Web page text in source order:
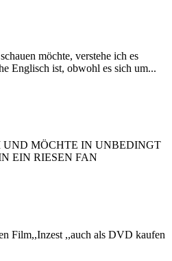
möchte, verstehe ich es
Englisch ist, obwohl es sich um...
UND MÖCHTE IN UNBEDINGT
EIN RIESEN FAN
Film,,Inzest ,,auch als DVD kaufen